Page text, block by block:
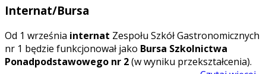
Internat/Bursa
Od 1 września internat Zespołu Szkół Gastronomicznych
nr 1 będzie funkcjonował jako Bursa Szkolnictwa
Ponadpodstawowego nr 2(w wyniku przekształcenia).